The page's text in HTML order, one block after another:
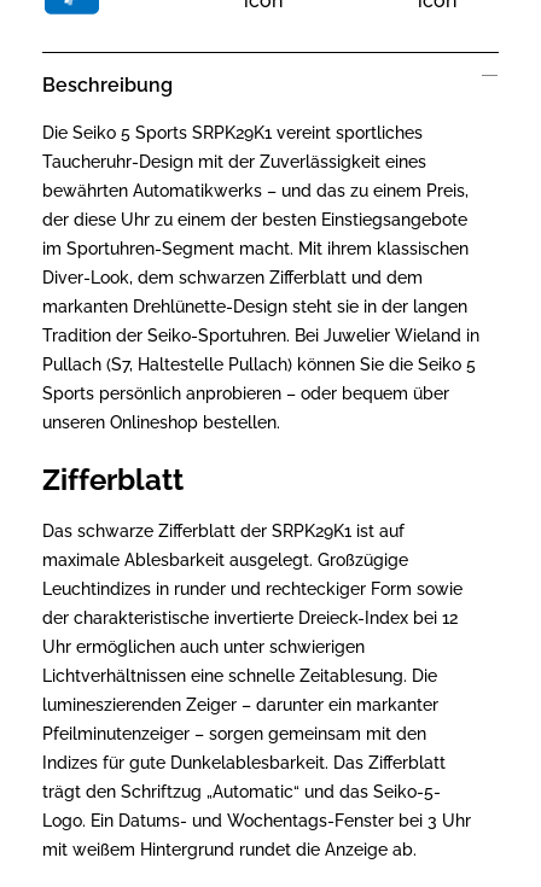
Beschreibung
Die Seiko 5 Sports SRPK29K1 vereint sportliches
Taucheruhr-Design mit der Zuverlässigkeit eines
bewährten Automatikwerks – und das zu einem Preis,
der diese Uhr zu einem der besten Einstiegsangebote
im Sportuhren-Segment macht. Mit ihrem klassischen
Diver-Look, dem schwarzen Zifferblatt und dem
markanten Drehlünette-Design steht sie in der langen
Tradition der Seiko-Sportuhren. Bei Juwelier Wieland in
Pullach (S7, Haltestelle Pullach) können Sie die Seiko 5
Sports persönlich anprobieren – oder bequem über
unseren Onlineshop bestellen.
Zifferblatt
Das schwarze Zifferblatt der SRPK29K1 ist auf
maximale Ablesbarkeit ausgelegt. Großzügige
Leuchtindizes in runder und rechteckiger Form sowie
der charakteristische invertierte Dreieck-Index bei 12
Uhr ermöglichen auch unter schwierigen
Lichtverhältnissen eine schnelle Zeitablesung. Die
lumineszierenden Zeiger – darunter ein markanter
Pfeilminutenzeiger – sorgen gemeinsam mit den
Indizes für gute Dunkelablesbarkeit. Das Zifferblatt
trägt den Schriftzug „Automatic“ und das Seiko-5-
Logo. Ein Datums- und Wochentags-Fenster bei 3 Uhr
mit weißem Hintergrund rundet die Anzeige ab.